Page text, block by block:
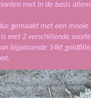
met in de basis
gemaakt met een
met 2 verschillende
bijpassende 14kt